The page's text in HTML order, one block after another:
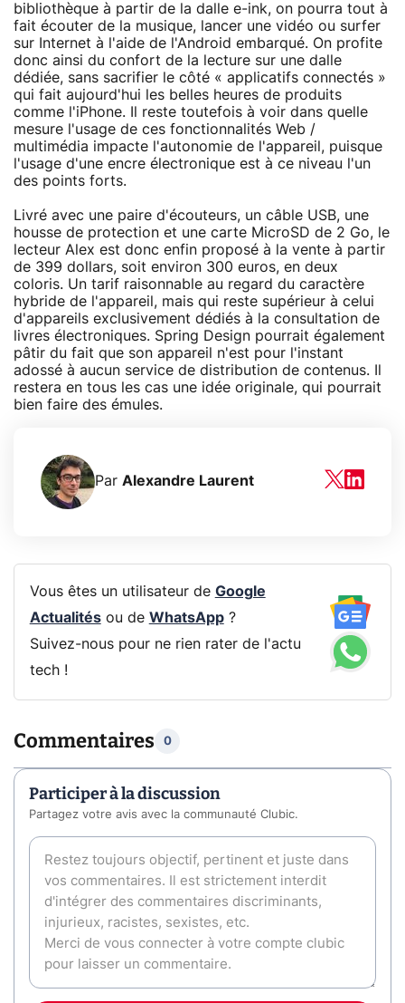
bibliothèque à partir de la dalle e-ink, on pourra tout à
fait écouter de la musique, lancer une vidéo ou surfer
sur Internet à l'aide de l'Android embarqué. On profite
donc ainsi du confort de la lecture sur une dalle
dédiée, sans sacrifier le côté « applicatifs connectés »
qui fait aujourd'hui les belles heures de produits
comme l'iPhone. Il reste toutefois à voir dans quelle
mesure l'usage de ces fonctionnalités Web /
multimédia impacte l'autonomie de l'appareil, puisque
l'usage d'une encre électronique est à ce niveau l'un
des points forts.
Livré avec une paire d'écouteurs, un câble USB, une
housse de protection et une carte MicroSD de 2 Go, le
lecteur Alex est donc enfin proposé à la vente à partir
de 399 dollars, soit environ 300 euros, en deux
coloris. Un tarif raisonnable au regard du caractère
hybride de l'appareil, mais qui reste supérieur à celui
d'appareils exclusivement dédiés à la consultation de
livres électroniques. Spring Design pourrait également
pâtir du fait que son appareil n'est pour l'instant
adossé à aucun service de distribution de contenus. Il
restera en tous les cas une idée originale, qui pourrait
bien faire des émules.
Par Alexandre Laurent
Vous êtes un utilisateur de Google
Actualitésou de WhatsApp?
Suivez-nous pour ne rien rater de l'actu
tech !
Commentaires 0
Participer à la discussion
Partagez votre avis avec la communauté Clubic.